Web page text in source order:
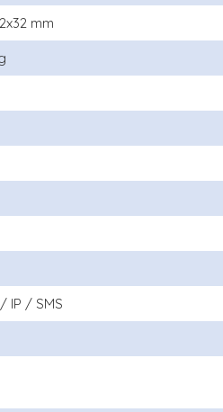
mm
IP / SMS